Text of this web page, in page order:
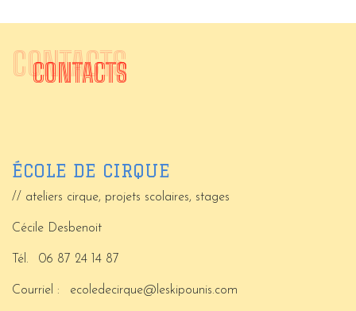
CONTACTS
CONTACTS
ÉCOLE DE CIRQUE
// ateliers cirque, projets scolaires, stages
Cécile Desbenoit
Tél. 06 87 24 14 87
Courriel : ecoledecirque@leskipounis.com